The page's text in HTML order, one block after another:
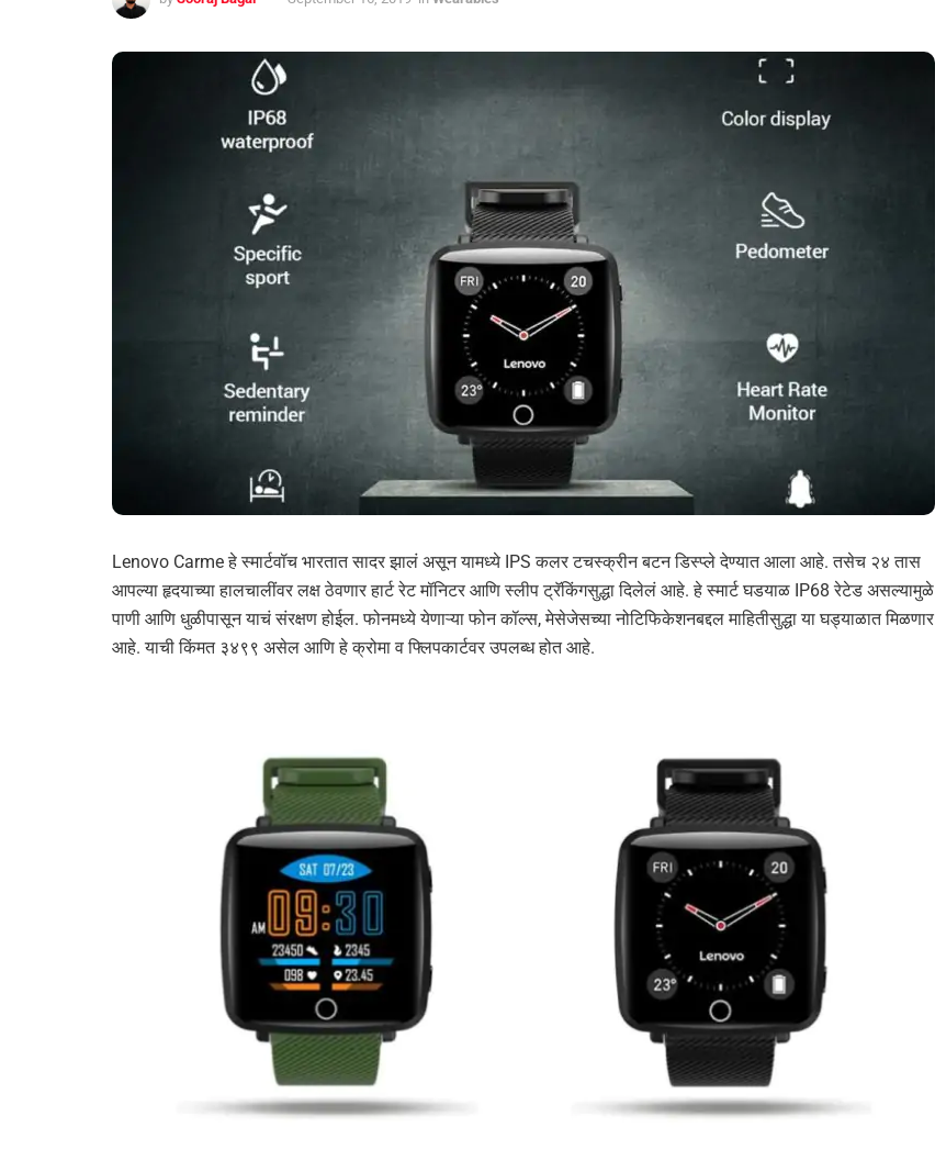
Lenovo Carme हे स्मार्टवॉच भारतात सादर झालं असून यामध्ये IPS कलर टचस्क्रीन बटन डिस्प्ले देण्यात आला आहे. तसेच २४ तास
आपल्या हृदयाच्या हालचालींवर लक्ष ठेवणार हार्ट रेट मॉनिटर आणि स्लीप ट्रॅकिंगसुद्धा दिलेलं आहे. हे स्मार्ट घडयाळ IP68 रेटेड असल्यामुळे
पाणी आणि धुळीपासून याचं संरक्षण होईल. फोनमध्ये येणाऱ्या फोन कॉल्स, मेसेजेसच्या नोटिफिकेशनबद्दल माहितीसुद्धा या घड्याळात मिळणार
आहे. याची किंमत ३४९९ असेल आणि हे क्रोमा व फ्लिपकार्टवर उपलब्ध होत आहे.